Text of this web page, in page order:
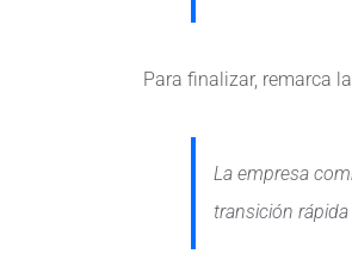
Para finalizar, remarca
La empresa
transición